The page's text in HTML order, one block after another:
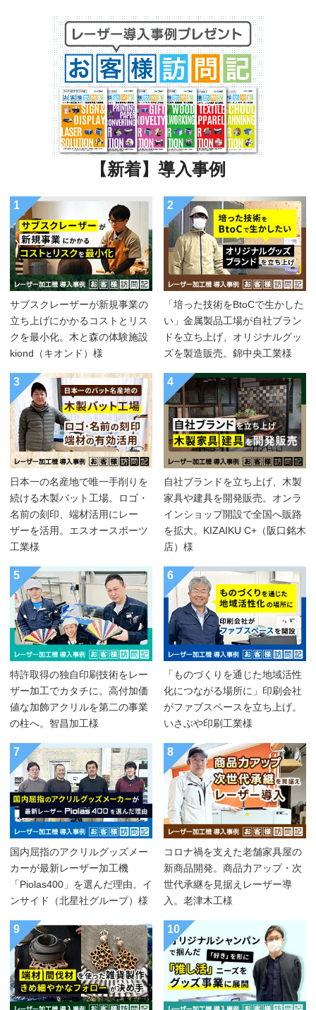
【新着】導入事例
1
サブスクレーザーが新規事業の
立ち上げにかかるコストとリス
クを最小化。木と森の体験施設
kiond（キオンド）様
2
「培った技術をBtoCで生かした
い」金属製品工場が自社ブラン
ドを立ち上げ、オリジナルグッ
ズを製造販売。錦中央工業様
3
日本一の名産地で唯一手削りを
続ける木製バット工場。ロゴ・
名前の刻印、端材活用にレー
ザーを活用。エスオースポーツ
工業様
4
自社ブランドを立ち上げ、木製
家具や建具を開発販売。オンラ
インショップ開設で全国へ販路
を拡大。KIZAIKU C+（阪口銘木
店）様
5
特許取得の独自印刷技術をレー
ザー加工でカタチに。高付加価
値な加飾アクリルを第二の事業
の柱へ。智昌加工様
6
「ものづくりを通じた地域活性
化につながる場所に」印刷会社
がファブスペースを立ち上げ。
いさぶや印刷工業様
7
国内屈指のアクリルグッズメー
カーが最新レーザー加工機
「Piolas400」を選んだ理由。イ
ンサイド（北星社グループ）様
8
コロナ禍を支えた老舗家具屋の
新商品開発。商品力アップ・次
世代承継を見据えレーザー導
入。老津木工様
9 10